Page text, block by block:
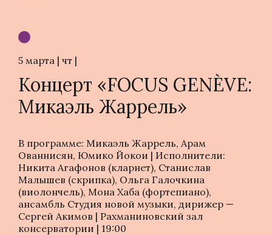
5 марта | чт |
Концерт «FOCUS GENÈVE:
Микаэль Жаррель»
В программе: Микаэль Жаррель, Арам
Ованнисян, Юмико Йокои | Исполнители:
Никита Агафонов (кларнет), Станислав
Малышев (скрипка), Ольга Галочкина
(виолончель), Мона Хаба (фортепиано),
ансамбль Студия новой музыки, дирижер —
Сергей Акимов | Рахманиновский зал
консерватории | 19:00